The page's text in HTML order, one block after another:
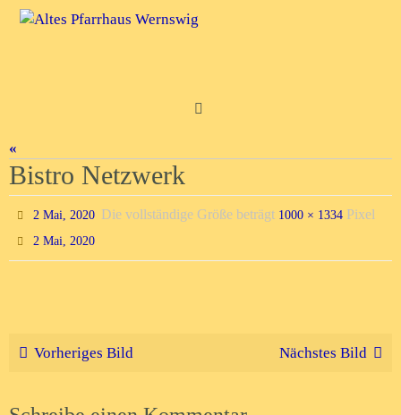
Zum
Inhalt
«
Bistro Netzwerk
2 Mai, 2020 Die vollständige Größe beträgt 1000 × 1334 Pixel
2 Mai, 2020
Vorheriges Bild Nächstes Bild